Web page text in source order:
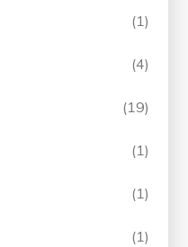
(1)
(4)
(19)
(1)
(1)
(1)